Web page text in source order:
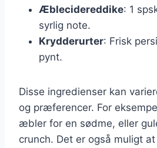
Æblecidereddike: 1
syrlig note.
Krydderurter: Frisk
pynt.
Disse ingredienser kan
og præferencer. For
æbler for en sødme, eller
crunch. Det er også muligt